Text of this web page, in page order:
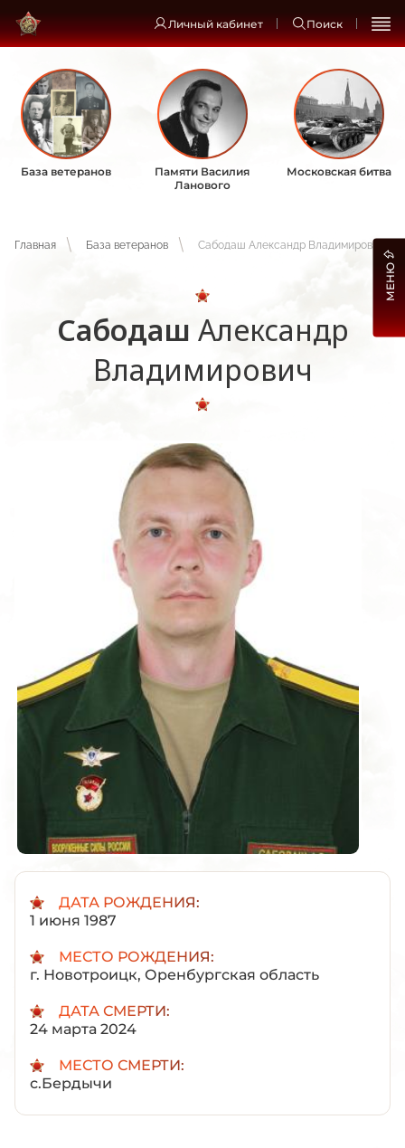
Личный кабинет Поиск
База ветеранов
Памяти Василия
Ланового
Московская битва
Главная База ветеранов Сабодаш Александр Владимирович
Сабодаш Александр
Владимирович
ДАТА РОЖДЕНИЯ:
1 июня 1987
МЕСТО РОЖДЕНИЯ:
г. Новотроицк, Оренбургская область
ДАТА СМЕРТИ:
24 марта 2024
МЕСТО СМЕРТИ:
с.Бердычи
МЕНЮ